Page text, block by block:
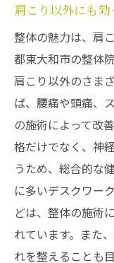
肩こり以外にも
整体の魅力は、肩
都東大和市の整体
肩こり以外のさま
ば、腰痛や頭痛、
の施術によって改
格だけでなく、神
うため、総合的な
に多いデスクワー
どは、整体の施術
れています。また
れを整えることも